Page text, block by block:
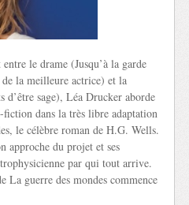
le drame (Jusqu’à la garde
la meilleure actrice) et la
d’être sage), Léa Drucker aborde
dans la très libre adaptation
le célèbre roman de H.G. Wells.
approche du projet et ses
par qui tout arrive.
La guerre des mondes commence